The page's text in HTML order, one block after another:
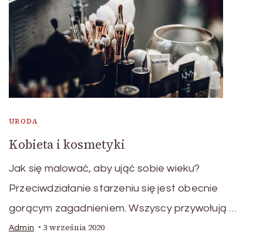
URODA
Kobieta i kosmetyki
Jak się malować, aby ująć sobie wieku?
Przeciwdziałanie starzeniu się jest obecnie
gorącym zagadnieniem. Wszyscy przywołują …
Admin 3 września 2020